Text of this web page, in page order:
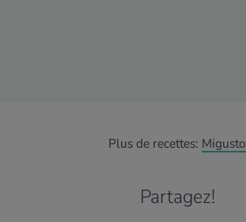
Plus de recettes: Migusto
Partagez!